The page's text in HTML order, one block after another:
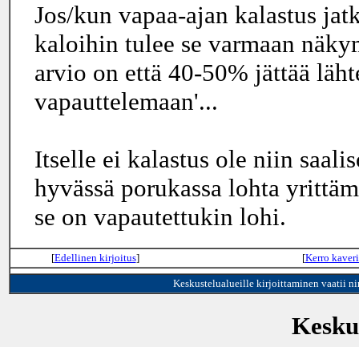
Jos/kun vapaa-ajan kalastus
kaloihin tulee se varmaan
arvio on että 40-50% jättää
vapauttelemaan'...
Itselle ei kalastus ole niin
hyvässä porukassa lohta
se on vapautettukin lohi.
[Edellinen kirjoitus] [Kerro
Keskustelualueille kirjoittaminen vaatii